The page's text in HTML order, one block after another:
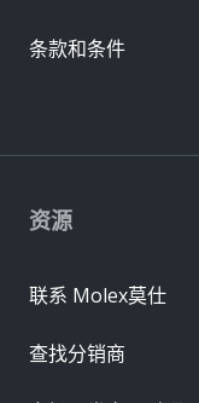
资源
联系 Molex莫仕
查找分销商
条款和条件